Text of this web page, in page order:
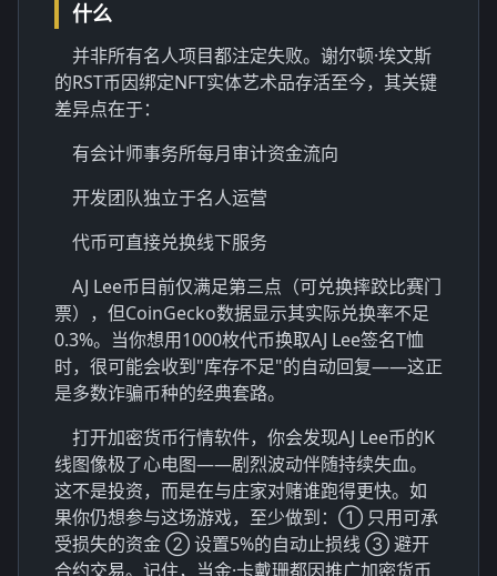
什么
并非所有名人项目都注定失败。谢尔顿·埃文斯
的RST币因绑定NFT实体艺术品存活至今，其关键
差异点在于：
有会计师事务所每月审计资金流向
开发团队独立于名人运营
代币可直接兑换线下服务
AJ Lee币目前仅满足第三点（可兑换摔跤比赛门
票），但CoinGecko数据显示其实际兑换率不足
0.3%。当你想用1000枚代币换取AJ Lee签名T恤
时，很可能会收到"库存不足"的自动回复——这正
是多数诈骗币种的经典套路。
打开加密货币行情软件，你会发现AJ Lee币的K
线图像极了心电图——剧烈波动伴随持续失血。
这不是投资，而是在与庄家对赌谁跑得更快。如
果你仍想参与这场游戏，至少做到：① 只用可承
受损失的资金 ② 设置5%的自动止损线 ③ 避开
合约交易。记住，当金·卡戴珊都因推广加密货币